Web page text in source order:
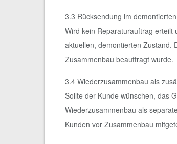
3.3 Rücksendung im
Wird kein Reparaturauftrag erteilt
aktuellen, demontierten Zustand.
Zusammenbau beauftragt wurde.
3.4 Wiederzusammenbau als
Sollte der Kunde wünschen, das
Wiederzusammenbau als
Kunden vor Zusammenbau